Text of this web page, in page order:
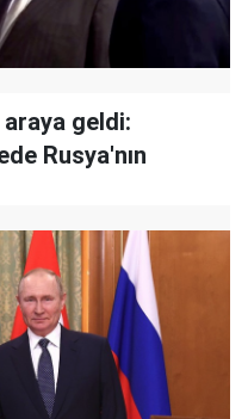
geldi:
Rusya'nın